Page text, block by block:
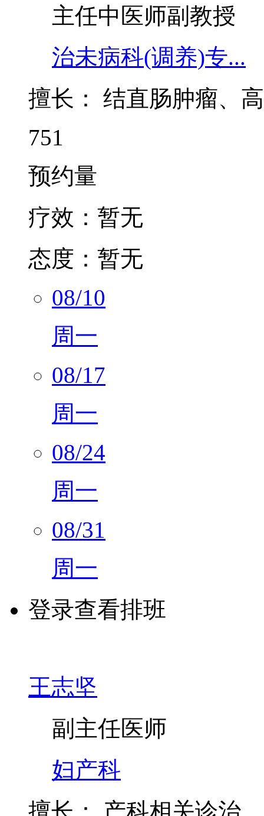
主任中医师副教授
治未病科(调养)专...
擅长：
结直肠肿瘤、
751
预约量
疗效： 暂无
态度： 暂无
08/10
周一
08/17
周一
08/24
周一
08/31
周一
登录查看排班
王志坚
副主任医师
妇产科
擅长：
产科相关诊治